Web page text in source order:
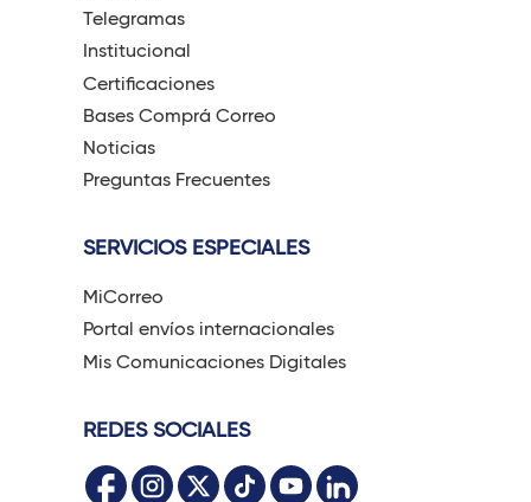
Telegramas
Institucional
Certificaciones
Bases Comprá Correo
Noticias
Preguntas Frecuentes
SERVICIOS ESPECIALES
MiCorreo
Portal envíos internacionales
Mis Comunicaciones Digitales
REDES SOCIALES